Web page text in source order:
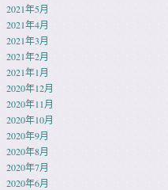
2021年5月
2021年4月
2021年3月
2021年2月
2021年1月
2020年12月
2020年11月
2020年10月
2020年9月
2020年8月
2020年7月
2020年6月